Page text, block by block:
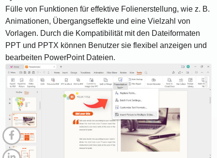
Fülle von Funktionen für effektive Folienerstellung, wie z. B.
Animationen, Übergangseffekte und eine Vielzahl von
Vorlagen. Durch die Kompatibilität mit den Dateiformaten
PPT und PPTX können Benutzer sie flexibel anzeigen und
bearbeiten PowerPoint Dateien.